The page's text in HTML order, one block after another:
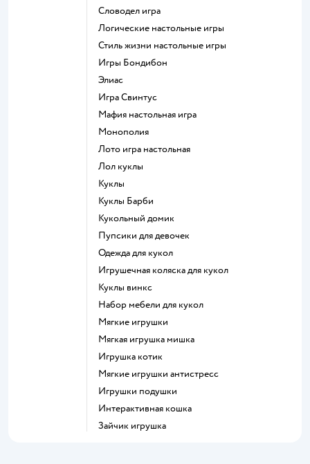
Словодел игра
Логические настольные игры
Стиль жизни настольные игры
Игры Бондибон
Элиас
Игра Свинтус
Мафия настольная игра
Монополия
Лото игра настольная
Лол куклы
Куклы
Куклы Барби
Кукольный домик
Пупсики для девочек
Одежда для кукол
Игрушечная коляска для кукол
Куклы винкс
Набор мебели для кукол
Мягкие игрушки
Мягкая игрушка мишка
Игрушка котик
Мягкие игрушки антистресс
Игрушки подушки
Интерактивная кошка
Зайчик игрушка